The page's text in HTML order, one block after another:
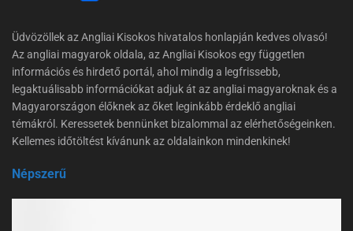
Üdvözöllek az Angliai Kisokos hivatalos honlapján kedves olvasó!
Az angliai magyarok oldala, az Angliai Kisokos egy független
információs és hirdető portál, ahol mindig a legfrissebb,
legaktuálisabb információkat adjuk át az angliai magyaroknak és a
Magyarországon élőknek az őket leginkább érdeklő angliai
témákról. Keressetek bennünket bizalommal az elérhetőségeinken.
Kellemes időtöltést kívánunk az oldalainkon mindenkinek!
Népszerű